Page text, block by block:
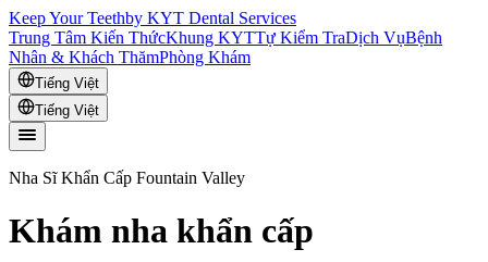
Keep Your Teethby KYT Dental Services
Trung Tâm Kiến ThứcKhung KYTTự Kiểm TraDịch VụBệnh
Nhân & Khách ThămPhòng Khám
Tiếng Việt
Tiếng Việt
Nha Sĩ Khẩn Cấp Fountain Valley
Khám nha khẩn cấp